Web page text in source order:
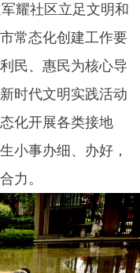
耀社区立足文明和
常态化创建工作要
民、惠民为核心导
时代文明实践活动
化开展各类接地
小事办细、办好，
力。